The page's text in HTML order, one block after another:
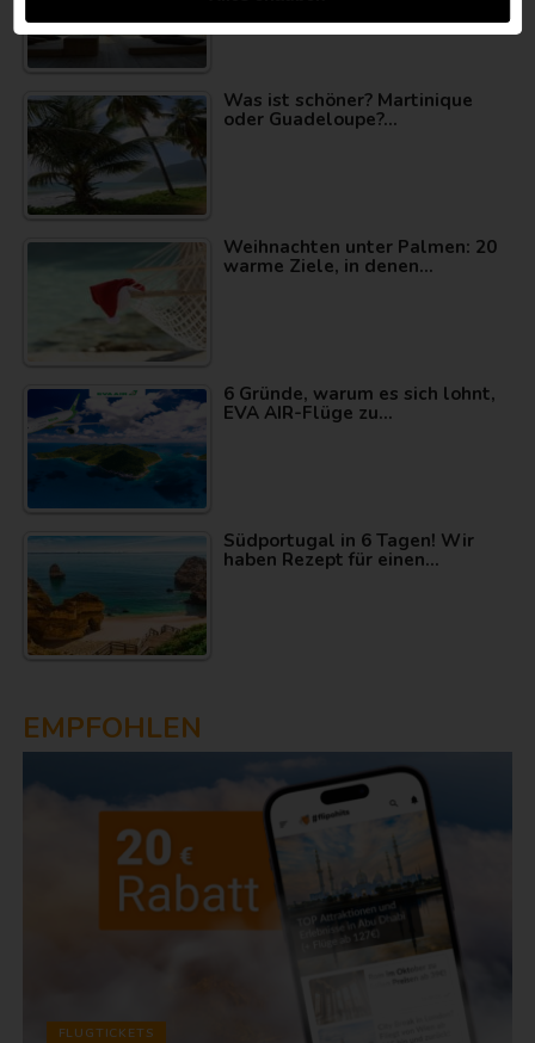
Was ist schöner? Martinique
oder Guadeloupe?…
Weihnachten unter Palmen: 20
warme Ziele, in denen…
6 Gründe, warum es sich lohnt,
EVA AIR-Flüge zu…
Südportugal in 6 Tagen! Wir
haben Rezept für einen…
EMPFOHLEN
FLUGTICKETS